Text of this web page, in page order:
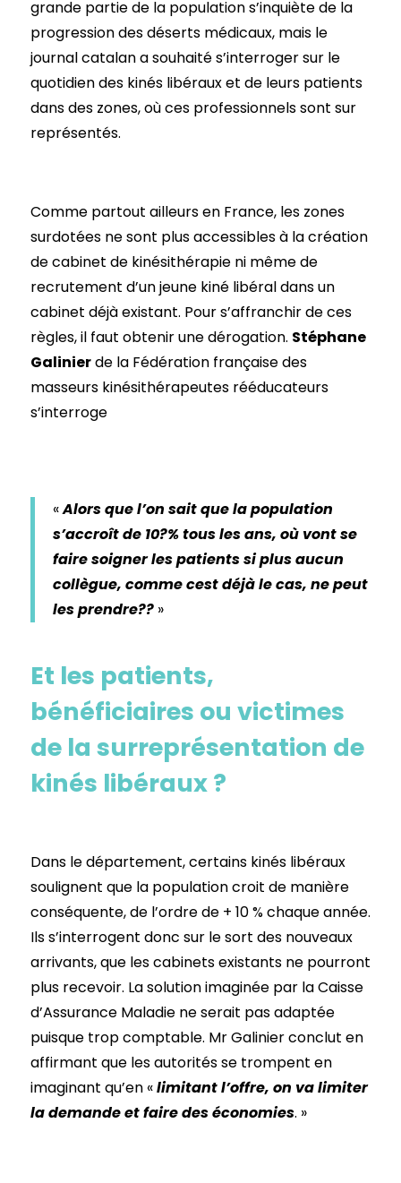
grande partie de la population s’inquiète de la
progression des déserts médicaux, mais le
journal catalan a souhaité s’interroger sur le
quotidien des kinés libéraux et de leurs patients
dans des zones, où ces professionnels sont sur
représentés.
Comme partout ailleurs en France, les zones
surdotées ne sont plus accessibles à la création
de cabinet de kinésithérapie ni même de
recrutement d’un jeune kiné libéral dans un
cabinet déjà existant. Pour s’affranchir de ces
règles, il faut obtenir une dérogation. Stéphane
Galinierde la Fédération française des
masseurs kinésithérapeutes rééducateurs
s’interroge
«Alors que l’on sait que la population
s’accroît de 10?% tous les ans, où vont se
faire soigner les patients si plus aucun
collègue, comme cest déjà le cas, ne peut
les prendre?? »
Et les patients,
bénéficiaires ou victimes
de la surreprésentation de
kinés libéraux ?
Dans le département, certains kinés libéraux
soulignent que la population croit de manière
conséquente, de l’ordre de + 10 % chaque année.
Ils s’interrogent donc sur le sort des nouveaux
arrivants, que les cabinets existants ne pourront
plus recevoir. La solution imaginée par la Caisse
d’Assurance Maladie ne serait pas adaptée
puisque trop comptable. Mr Galinier conclut en
affirmant que les autorités se trompent en
imaginant qu’en «limitant l’offre, on va limiter
la demande et faire des économies. »